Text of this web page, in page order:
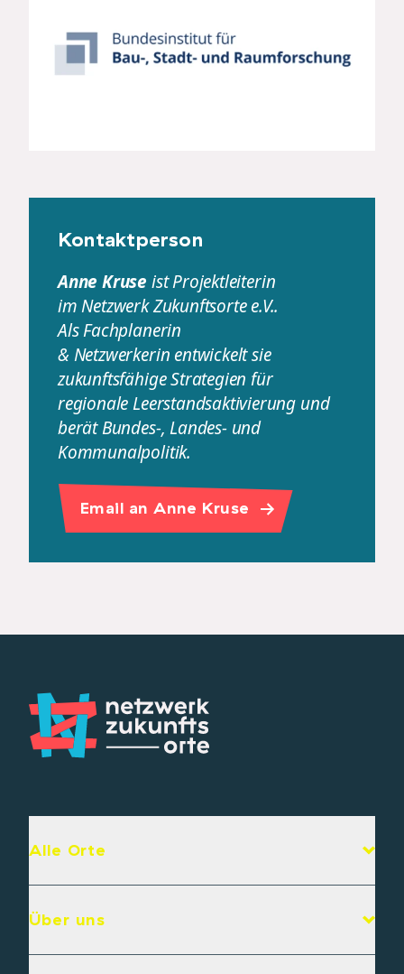
Kontaktperson
Anne Kruse ist Projektleiterin
im Netzwerk Zukunftsorte e.V..
Als Fachplanerin
& Netzwerkerin entwickelt sie
zukunftsfähige Strategien für
regionale Leerstandsaktivierung und
berät Bundes-, Landes- und
Kommunalpolitik.
Email an Anne Kruse
Alle Orte
Über uns